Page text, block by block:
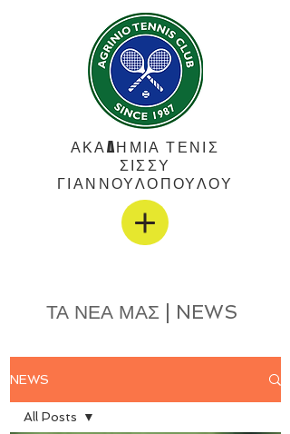
ΑΚΑΔΗΜΙΑ ΤΕΝΙΣ
ΣΙΣΣΥ
ΓΙΑΝΝΟΥΛΟΠΟΥΛΟΥ
ΤΑ ΝΕΑ ΜΑΣ | NEWS
NEWS
All Posts